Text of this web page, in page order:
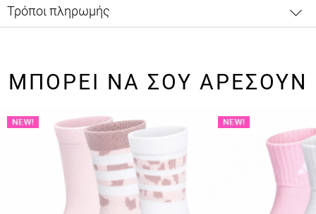
Τρόποι πληρωμής
ΜΠΟΡΕΙ ΝΑ ΣΟΥ ΑΡΕΣΟΥΝ